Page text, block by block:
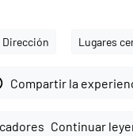
Dirección Lugares
Compartir la
Continuar